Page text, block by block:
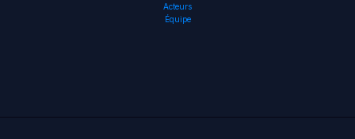
Acteurs
Équipe